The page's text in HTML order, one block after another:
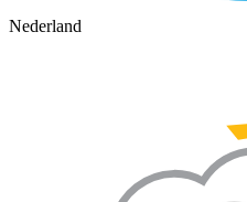
Nederland